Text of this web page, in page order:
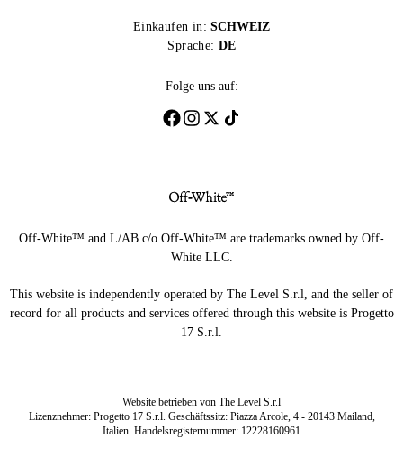
Einkaufen in: SCHWEIZ
Sprache: DE
Folge uns auf:
Off-White™ and L/AB c/o Off-White™ are trademarks owned by Off-
White LLC.
This website is independently operated by The Level S.r.l, and the seller of
record for all products and services offered through this website is Progetto
17 S.r.l.
Website betrieben von The Level S.r.l
Lizenznehmer: Progetto 17 S.r.l. Geschäftssitz: Piazza Arcole, 4 - 20143 Mailand,
Italien. Handelsregisternummer: 12228160961